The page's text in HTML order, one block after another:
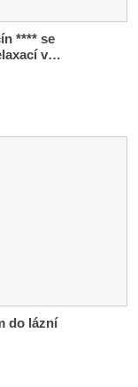
**** se
v…
do lázní